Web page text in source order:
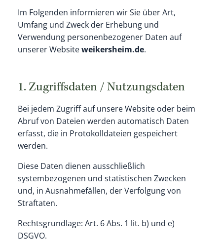
Im Folgenden informieren wir Sie über Art,
Umfang und Zweck der Erhebung und
Verwendung personenbezogener Daten auf
unserer Websiteweikersheim.de.
1. Zugriffsdaten / Nutzungsdaten
Bei jedem Zugriff auf unsere Website oder beim
Abruf von Dateien werden automatisch Daten
erfasst, die in Protokolldateien gespeichert
werden.
Diese Daten dienen ausschließlich
systembezogenen und statistischen Zwecken
und, in Ausnahmefällen, der Verfolgung von
Straftaten.
Rechtsgrundlage: Art. 6 Abs. 1 lit. b) und e)
DSGVO.